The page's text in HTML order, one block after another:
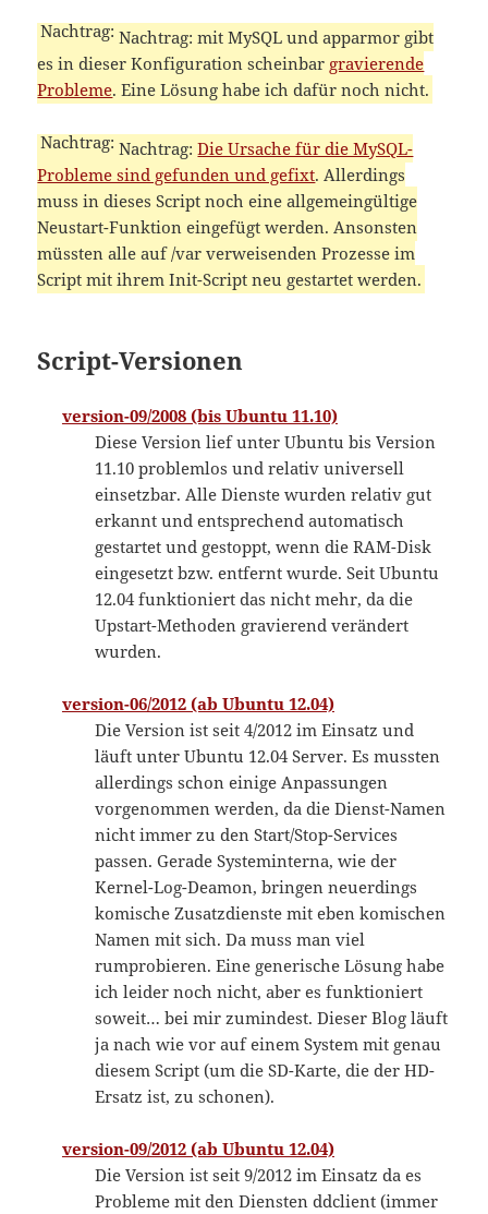
Nachtrag: mit MySQL und apparmor gibt
es in dieser Konfiguration scheinbar gravierende
Probleme. Eine Lösung habe ich dafür noch nicht.
Nachtrag:Die Ursache für die MySQL-
Probleme sind gefunden und gefixt. Allerdings
muss in dieses Script noch eine allgemeingültige
Neustart-Funktion eingefügt werden. Ansonsten
müssten alle auf /var verweisenden Prozesse im
Script mit ihrem Init-Script neu gestartet werden.
Script-Versionen
version-09/2008 (bis Ubuntu 11.10)
Diese Version lief unter Ubuntu bis Version
11.10 problemlos und relativ universell
einsetzbar. Alle Dienste wurden relativ gut
erkannt und entsprechend automatisch
gestartet und gestoppt, wenn die RAM-Disk
eingesetzt bzw. entfernt wurde. Seit Ubuntu
12.04 funktioniert das nicht mehr, da die
Upstart-Methoden gravierend verändert
wurden.
version-06/2012 (ab Ubuntu 12.04)
Die Version ist seit 4/2012 im Einsatz und
läuft unter Ubuntu 12.04 Server. Es mussten
allerdings schon einige Anpassungen
vorgenommen werden, da die Dienst-Namen
nicht immer zu den Start/Stop-Services
passen. Gerade Systeminterna, wie der
Kernel-Log-Deamon, bringen neuerdings
komische Zusatzdienste mit eben komischen
Namen mit sich. Da muss man viel
rumprobieren. Eine generische Lösung habe
ich leider noch nicht, aber es funktioniert
soweit… bei mir zumindest. Dieser Blog läuft
ja nach wie vor auf einem System mit genau
diesem Script (um die SD-Karte, die der HD-
Ersatz ist, zu schonen).
version-09/2012 (ab Ubuntu 12.04)
Die Version ist seit 9/2012 im Einsatz da es
Probleme mit den Diensten ddclient (immer